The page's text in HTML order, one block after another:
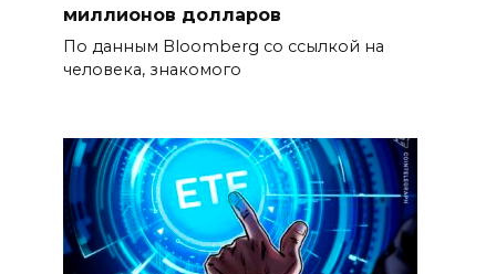
миллионов долларов
По данным Bloomberg со ссылкой на
человека, знакомого